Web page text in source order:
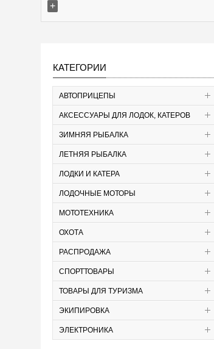
+
КАТЕГОРИИ
АВТОПРИЦЕПЫ
АКСЕССУАРЫ ДЛЯ ЛОДОК, КАТЕРОВ
ЗИМНЯЯ РЫБАЛКА
ЛЕТНЯЯ РЫБАЛКА
ЛОДКИ И КАТЕРА
ЛОДОЧНЫЕ МОТОРЫ
МОТОТЕХНИКА
ОХОТА
РАСПРОДАЖА
СПОРТТОВАРЫ
ТОВАРЫ ДЛЯ ТУРИЗМА
ЭКИПИРОВКА
ЭЛЕКТРОНИКА